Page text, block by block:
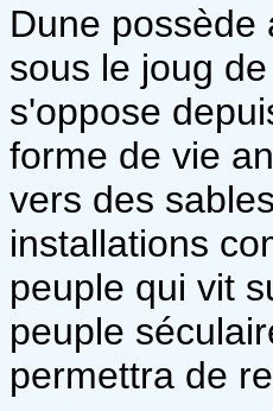
Dune possède
sous le joug
s'oppose
forme de vie
vers des
installations
peuple qui vit
peuple
permettra de